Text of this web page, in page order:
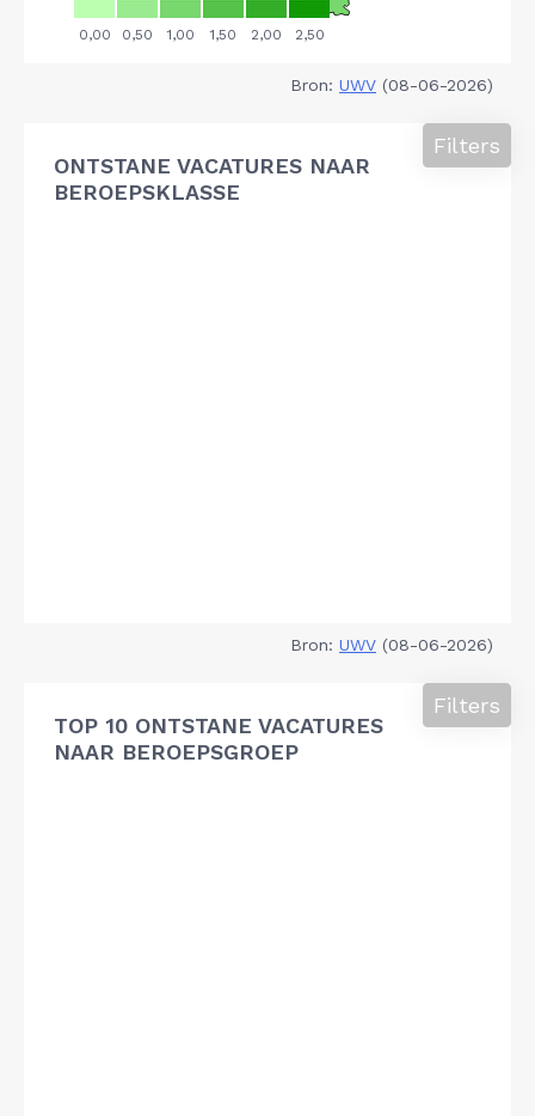
Bron: UWV (08-06-2026)
ONTSTANE VACATURES NAAR
BEROEPSKLASSE
Filters
Bron: UWV (08-06-2026)
TOP 10 ONTSTANE VACATURES
NAAR BEROEPSGROEP
Filters